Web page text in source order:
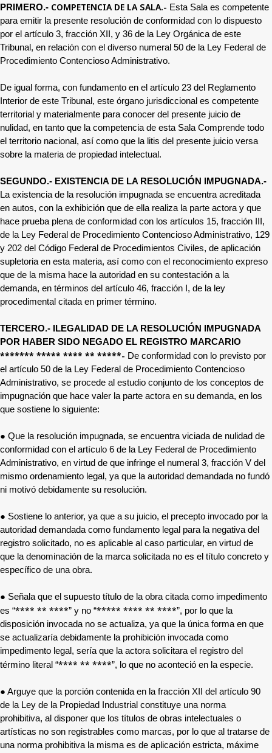
PRIMERO.- COMPETENCIA DE LA SALA.- Esta Sala es competente
para emitir la presente resolución de conformidad con lo dispuesto
por el artículo 3, fracción XII, y 36 de la Ley Orgánica de este
Tribunal, en relación con el diverso numeral 50 de la Ley Federal de
Procedimiento Contencioso Administrativo.
De igual forma, con fundamento en el artículo 23 del Reglamento
Interior de este Tribunal, este órgano jurisdiccional es competente
territorial y materialmente para conocer del presente juicio de
nulidad, en tanto que la competencia de esta Sala Comprende todo
el territorio nacional, así como que la litis del presente juicio versa
sobre la materia de propiedad intelectual.
SEGUNDO.- EXISTENCIA DE LA RESOLUCIÓN IMPUGNADA.-
La existencia de la resolución impugnada se encuentra acreditada
en autos, con la exhibición que de ella realiza la parte actora y que
hace prueba plena de conformidad con los artículos 15, fracción III,
de la Ley Federal de Procedimiento Contencioso Administrativo, 129
y 202 del Código Federal de Procedimientos Civiles, de aplicación
supletoria en esta materia, así como con el reconocimiento expreso
que de la misma hace la autoridad en su contestación a la
demanda, en términos del artículo 46, fracción I, de la ley
procedimental citada en primer término.
TERCERO.- ILEGALIDAD DE LA RESOLUCIÓN IMPUGNADA
POR HABER SIDO NEGADO EL REGISTRO MARCARIO
******* ***** **** ** *****- De conformidad con lo previsto por
el artículo 50 de la Ley Federal de Procedimiento Contencioso
Administrativo, se procede al estudio conjunto de los conceptos de
impugnación que hace valer la parte actora en su demanda, en los
que sostiene lo siguiente:
● Que la resolución impugnada, se encuentra viciada de nulidad de
conformidad con el artículo 6 de la Ley Federal de Procedimiento
Administrativo, en virtud de que infringe el numeral 3, fracción V del
mismo ordenamiento legal, ya que la autoridad demandada no fundó
ni motivó debidamente su resolución.
● Sostiene lo anterior, ya que a su juicio, el precepto invocado por la
autoridad demandada como fundamento legal para la negativa del
registro solicitado, no es aplicable al caso particular, en virtud de
que la denominación de la marca solicitada no es el título concreto y
específico de una obra.
● Señala que el supuesto título de la obra citada como impedimento
es “**** ** ****” y no “***** **** ** ****”, por lo que la
disposición invocada no se actualiza, ya que la única forma en que
se actualizaría debidamente la prohibición invocada como
impedimento legal, sería que la actora solicitara el registro del
término literal “**** ** ****”, lo que no aconteció en la especie.
● Arguye que la porción contenida en la fracción XII del artículo 90
de la Ley de la Propiedad Industrial constituye una norma
prohibitiva, al disponer que los títulos de obras intelectuales o
artísticas no son registrables como marcas, por lo que al tratarse de
una norma prohibitiva la misma es de aplicación estricta, máxime